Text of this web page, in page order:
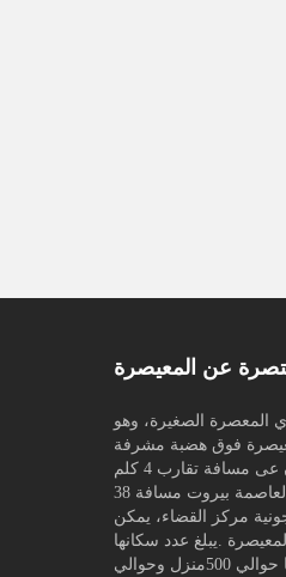
عن المعيصرة
الصغيرة، وهو
فوق هضبة مشرفة
عى البحر تقع المعيصرة في قضاء كسروان عى مسافة تقارب 4 كلم
تقريباً من بلدة العقيبة الساحلية ,وتبعد عن العاصمة بيروت مسافة 38
كما تبعد 20 كلم عن جونية مركز القضاء، يمكن
.يبلغ عدد سكانها
الحالي حوالي 4000 نسمة وعدد البيوت فيها حوالي 500منزل وحوالي